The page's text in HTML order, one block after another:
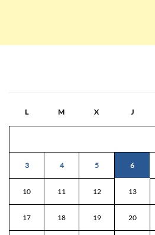
L M X J
3 4 5 6
10 11 12 13
17 18 19 20